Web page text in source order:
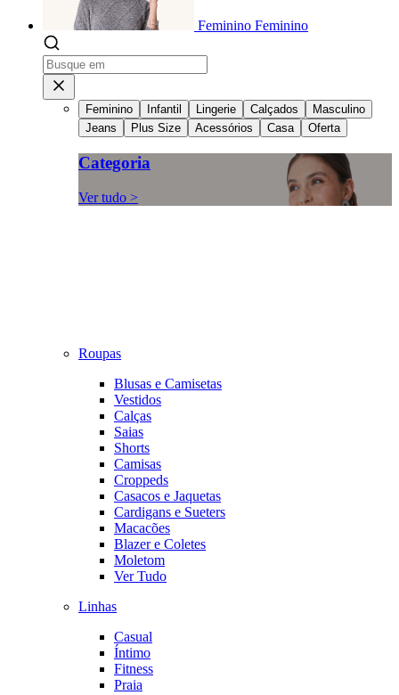
Feminino Feminino
Feminino Infantil Lingerie Calçados
Masculino
Jeans
Plus Size Acessórios Casa Oferta
Categoria
Ver tudo >
Roupas
Blusas e Camisetas
Vestidos
Calças
Saias
Shorts
Camisas
Croppeds
Casacos e Jaquetas
Cardigans e Sueters
Macacões
Blazer e Coletes
Moletom
Ver Tudo
Linhas
Casual
Íntimo
Fitness
Praia